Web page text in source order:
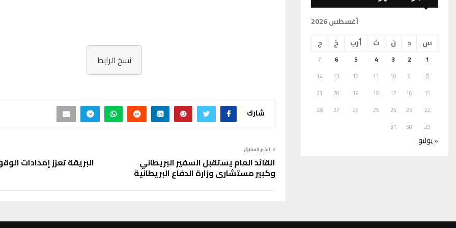
نسخ الرابط
شارك
الخبر السابق
القائد العام يستقبل السفير البريطاني
وكبير مستشاري وزارة الدفاع البريطانية
البريقة تعزز إمدادات
أغسطس 2026
س
د ن ث أرب خ ج
1
2
3
4
5
6
7
8
9
10
11
12
13
14
15
16
17
18
19
20
21
22
23
24
25
26
27
28
29
30
31
« يوليو